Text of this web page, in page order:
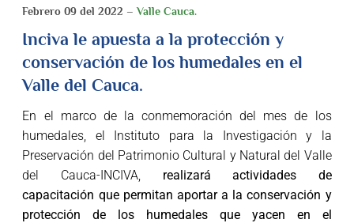
Febrero 09 del 2022 – Valle Cauca.
Inciva le apuesta a la protección y
conservación de los humedales en el
Valle del Cauca.
En el marco de la conmemoración del mes de los
humedales, el Instituto para la Investigación y la
Preservación del Patrimonio Cultural y Natural del Valle
del Cauca-INCIVA, realizará actividades de
capacitación que permitan aportar a la conservación y
protección de los humedales que yacen en el